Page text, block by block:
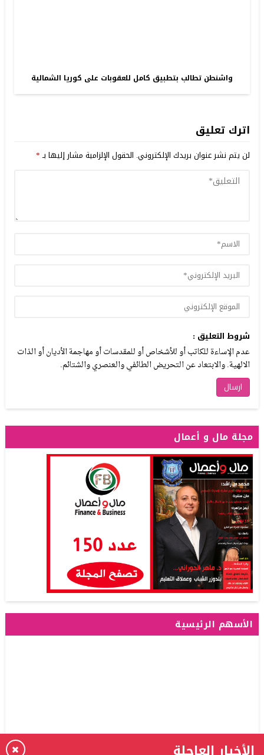
واشنطن تطالب بتطبيق كامل للعقوبات على كوريا الشمالية
اترك تعليق
لن يتم نشر عنوان بريدك الإلكتروني. الحقول الإلزامية مشار إليها بـ*
شروط التعليق :
عدم الإساءة للكاتب أو للأشخاص أو للمقدسات أو مهاجمة الأديان أو الذات
الالهية. والابتعاد عن التحريض الطائفي والعنصري والشتائم.
مجلة مال و أعمال
الأسهم الرئيسية